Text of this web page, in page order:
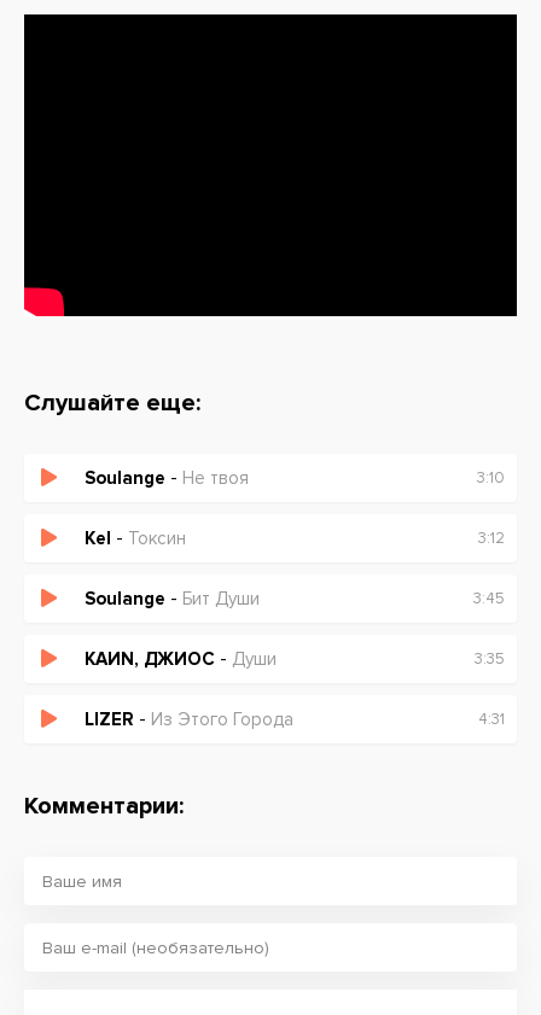
Слушайте еще:
Soulange - Не твоя 3:10
Kel - Токсин 3:12
Soulange - Бит Души 3:45
KАИN, ДЖИОС - Души 3:35
LIZER - Из Этого Города 4:31
Комментарии: